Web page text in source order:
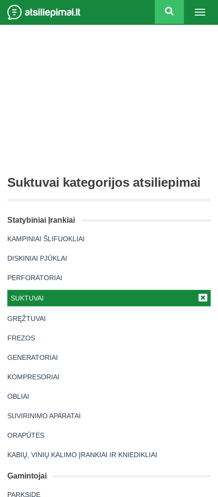
Suktuvai kategorijos atsiliepimai
Statybiniai Įrankiai
KAMPINIAI ŠLIFUOKLIAI
DISKINIAI PJŪKLAI
PERFORATORIAI
SUKTUVAI
GRĘŽTUVAI
FREZOS
GENERATORIAI
KOMPRESORIAI
OBLIAI
SUVIRINIMO APARATAI
ORAPŪTĖS
KABIŲ, VINIŲ KALIMO ĮRANKIAI IR KNIEDIKLIAI
Gamintojai
PARKSIDE